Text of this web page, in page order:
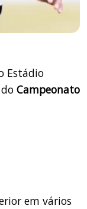
Estádio
Campeonato
em vários